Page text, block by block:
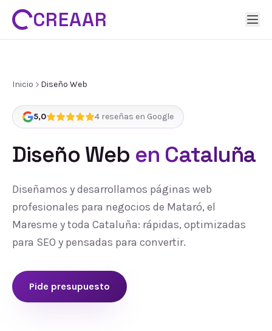
CREAAR
Inicio Diseño Web
5,0 4 reseñas en Google
Diseño Web en Cataluña
Diseñamos y desarrollamos páginas web
profesionales para negocios de Mataró, el
Maresme y toda Cataluña: rápidas, optimizadas
para SEO y pensadas para convertir.
Pide presupuesto